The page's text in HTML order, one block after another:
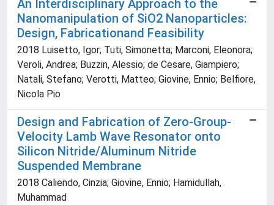
An Interdisciplinary Approach to the
Nanomanipulation of SiO2 Nanoparticles:
Design, Fabricationand Feasibility
2018 Luisetto, Igor; Tuti, Simonetta; Marconi, Eleonora;
Veroli, Andrea; Buzzin, Alessio; de Cesare, Giampiero;
Natali, Stefano; Verotti, Matteo; Giovine, Ennio; Belfiore,
Nicola Pio
Design and Fabrication of Zero-Group-
Velocity Lamb Wave Resonator onto
Silicon Nitride/Aluminum Nitride
Suspended Membrane
2018 Caliendo, Cinzia; Giovine, Ennio; Hamidullah,
Muhammad